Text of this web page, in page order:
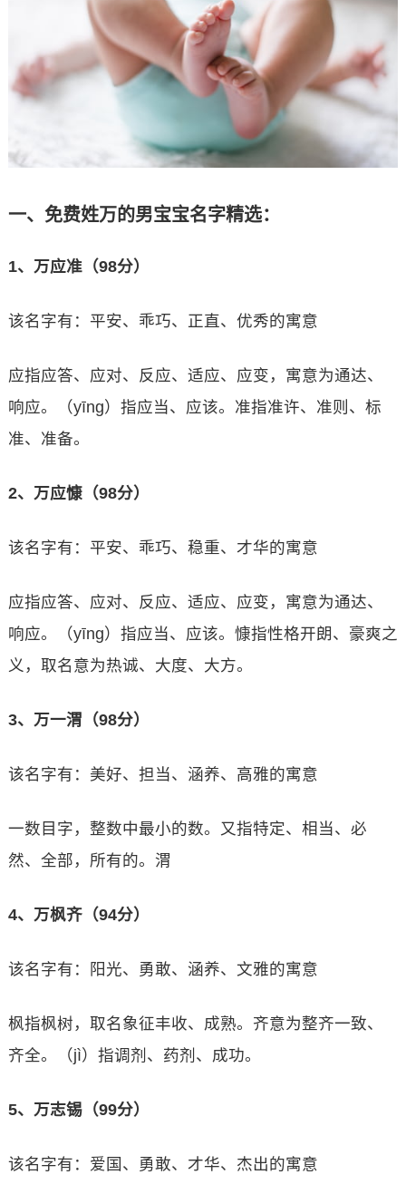
一、免费姓万的男宝宝名字精选：
1、万应准（98分）
该名字有：平安、乖巧、正直、优秀的寓意
应指应答、应对、反应、适应、应变，寓意为通达、
响应。（yīng）指应当、应该。准指准许、准则、标
准、准备。
2、万应慷（98分）
该名字有：平安、乖巧、稳重、才华的寓意
应指应答、应对、反应、适应、应变，寓意为通达、
响应。（yīng）指应当、应该。慷指性格开朗、豪爽之
义，取名意为热诚、大度、大方。
3、万一渭（98分）
该名字有：美好、担当、涵养、高雅的寓意
一数目字，整数中最小的数。又指特定、相当、必
然、全部，所有的。渭
4、万枫齐（94分）
该名字有：阳光、勇敢、涵养、文雅的寓意
枫指枫树，取名象征丰收、成熟。齐意为整齐一致、
齐全。（jì）指调剂、药剂、成功。
5、万志锡（99分）
该名字有：爱国、勇敢、才华、杰出的寓意